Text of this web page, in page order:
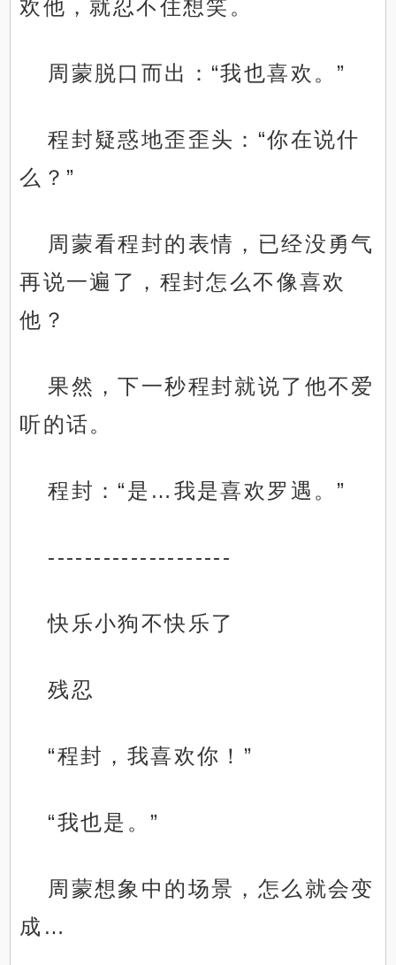
欢他，就忍不住想笑。
周蒙脱口而出：“我也喜欢。”
程封疑惑地歪歪头：“你在说什
么？”
周蒙看程封的表情，已经没勇气
再说一遍了，程封怎么不像喜欢
他？
果然，下一秒程封就说了他不爱
听的话。
程封：“是…我是喜欢罗遇。”
--------------------
快乐小狗不快乐了
残忍
“程封，我喜欢你！”
“我也是。”
周蒙想象中的场景，怎么就会变
成…